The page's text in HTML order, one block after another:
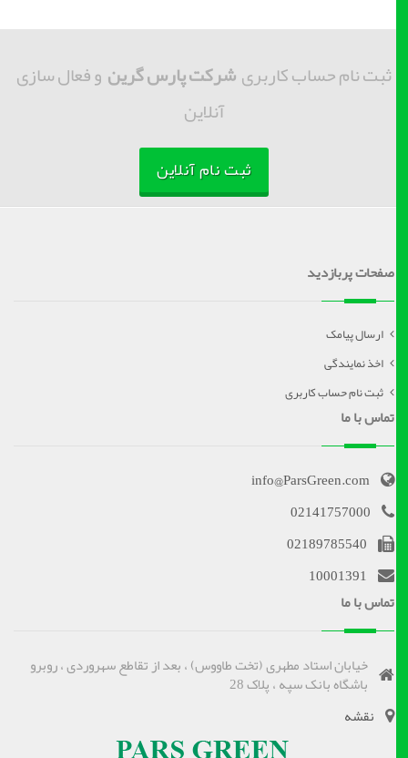
ثبت نام حساب کاربریشرکت پارس گرینو فعال سازی
آنلاین
ثبت نام آنلاین
صفحات پربازدید
ارسال پیامک
اخذ نمایندگی
ثبت نام حساب کاربری
تماس با ما
info@ParsGreen.com
02141757000
02189785540
10001391
تماس با ما
خیابان استاد مطهری (تخت طاووس) ، بعد از تقاطع سهروردی ، روبرو
باشگاه بانک سپه ، پلاک 28
نقشه